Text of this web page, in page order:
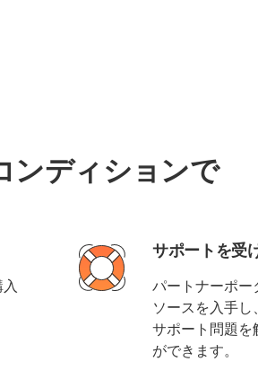
ンディションで
サポートを受
パートナーポー
ソースを入手し
サポート問題を
ができます。